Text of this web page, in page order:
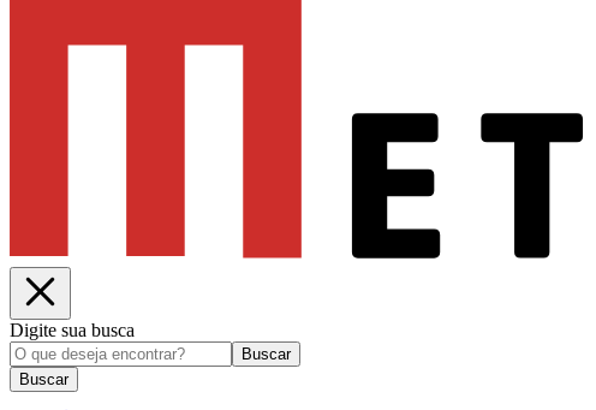
Digite sua busca
Buscar
Buscar